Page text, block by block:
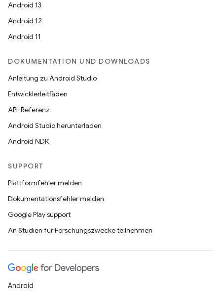
Android 13
Android 12
Android 11
DOKUMENTATION UND DOWNLOADS
Anleitung zu Android Studio
Entwicklerleitfäden
API-Referenz
Android Studio herunterladen
Android NDK
SUPPORT
Plattformfehler melden
Dokumentationsfehler melden
Google Play support
An Studien für Forschungszwecke teilnehmen
Android